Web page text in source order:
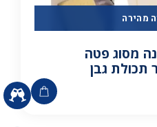
מהירה
מסוג פטה